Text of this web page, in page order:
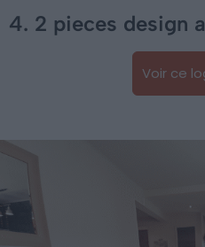
4. 2 pieces design
Voir ce